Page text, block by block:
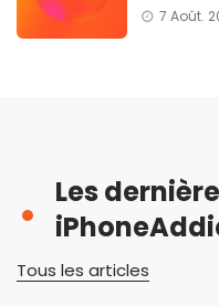
7 Août.
Les
Tous les articles